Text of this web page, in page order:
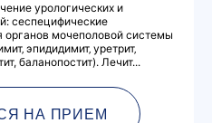
урологических и
сеспецифические
органов мочеполовой системы
эпидидимит‚ уретрит‚
баланопостит). Лечит...
НА ПРИЕМ